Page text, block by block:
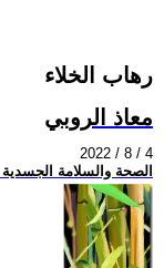
رهاب الخلاء
معاذ الروبي
2022 / 8 / 4
الصحة والسلامة الجسدية